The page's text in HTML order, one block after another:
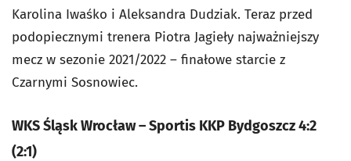
Karolina Iwaśko i Aleksandra Dudziak. Teraz przed
podopiecznymi trenera Piotra Jagieły najważniejszy
mecz w sezonie 2021/2022 – finałowe starcie z
Czarnymi Sosnowiec.
WKS Śląsk Wrocław – Sportis KKP Bydgoszcz 4:2
(2:1)